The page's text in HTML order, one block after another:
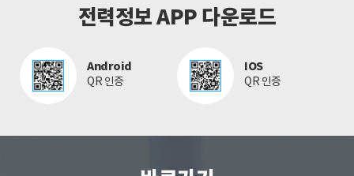
전력정보 APP 다운로드
Android
QR 인증
IOS
QR 인증